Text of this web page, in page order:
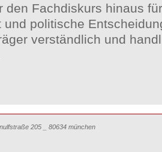
den Fachdiskurs hinaus
politische
verständlich und
205 _ 80634 münchen